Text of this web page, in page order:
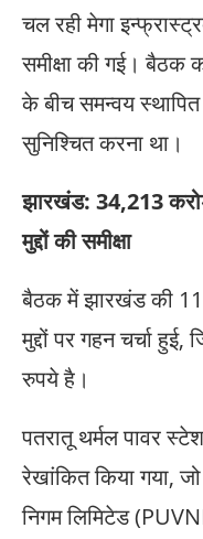
चल रही मेगा
समीक्षा की गई।
के बीच समन्वय
सुनिश्चित करना था।
झारखंड: 34,213
मुद्दों की समीक्षा
बैठक में झारखंड की
मुद्दों पर गहन चर्चा
रुपये है।
पतरातू थर्मल पावर
रेखांकित किया गया,
निगम लिमिटेड